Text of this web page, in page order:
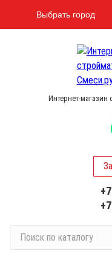
Выбрать город
Интернет-